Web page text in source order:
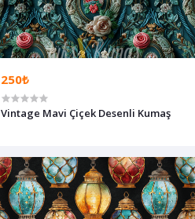
250₺
Vintage Mavi Çiçek Desenli Kumaş